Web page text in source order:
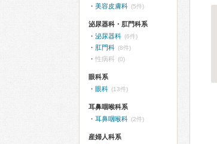
美容皮膚科 (5件)
泌尿器科・肛門科系
泌尿器科 (6件)
肛門科 (8件)
性病科 (0)
眼科系
眼科 (13件)
耳鼻咽喉科系
耳鼻咽喉科 (2件)
産婦人科系